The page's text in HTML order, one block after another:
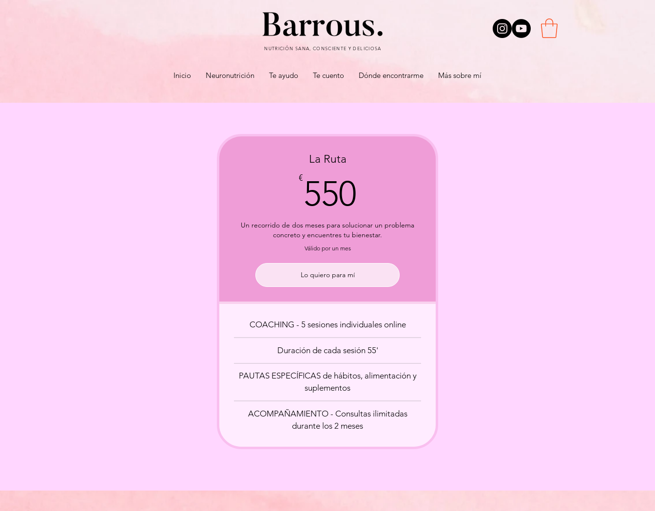
NUTRICIÓN SANA, CONSCIENTE Y DELICIOSA
Inicio Neuronutrición Te ayudo Te cuento Dónde encontrarme Más sobre mí
La Ruta
€ 550
Un recorrido de dos meses para solucionar un problema
concreto y encuentres tu bienestar.
Válido por un mes
Lo quiero para mí
COACHING - 5 sesiones individuales online
Duración de cada sesión 55'
PAUTAS ESPECÍFICAS de hábitos, alimentación y
suplementos
ACOMPAÑAMIENTO - Consultas ilimitadas
durante los 2 meses